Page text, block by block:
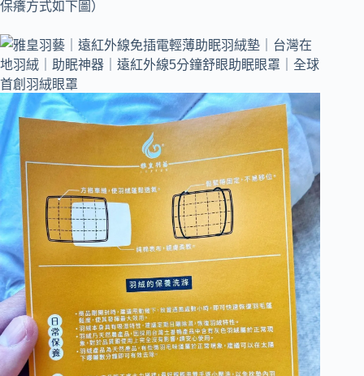
保癢方式如下圖）